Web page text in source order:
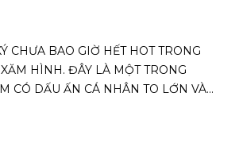
CHƯA BAO GIỜ HẾT HOT TRONG
HÌNH. ĐÂY LÀ MỘT TRONG
CÓ DẤU ẤN CÁ NHÂN TO LỚN VÀ...